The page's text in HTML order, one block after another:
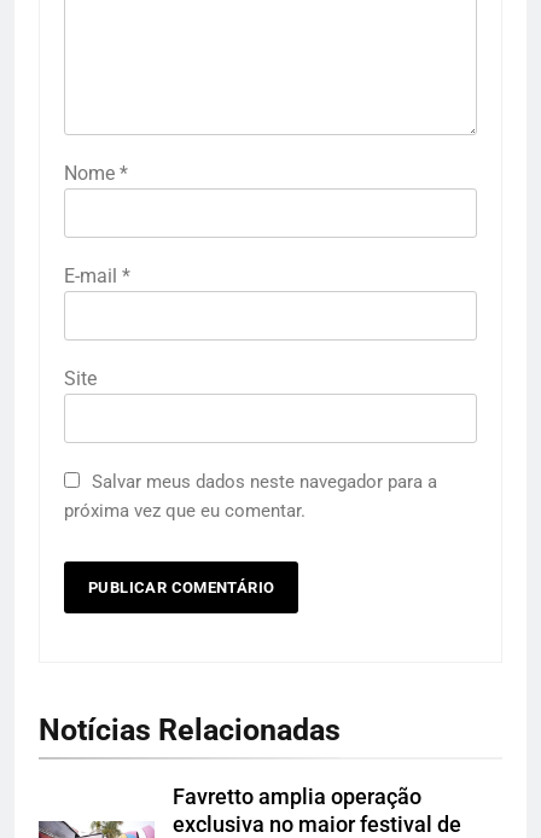
Nome *
E-mail *
Site
Salvar meus dados neste navegador para a
próxima vez que eu comentar.
Notícias Relacionadas
Favretto amplia operação
exclusiva no maior festival de